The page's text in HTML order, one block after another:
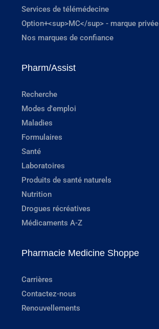
Services de télémédecine
Option+<sup>MC</sup> - marque privée
Nos marques de confiance
Pharm/Assist
Recherche
Modes d'emploi
Maladies
Formulaires
Santé
Laboratoires
Produits de santé naturels
Nutrition
Drogues récréatives
Médicaments A-Z
Pharmacie Medicine Shoppe
Carrières
Contactez-nous
Renouvellements